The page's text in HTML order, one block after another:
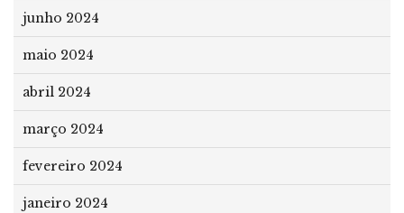
junho 2024
maio 2024
abril 2024
março 2024
fevereiro 2024
janeiro 2024